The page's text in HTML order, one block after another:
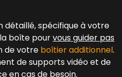
détaillé, spécifique à votre
boîte pourvous guider pas
de votre boîtier additionnel.
de supports vidéo et de
en cas de besoin.